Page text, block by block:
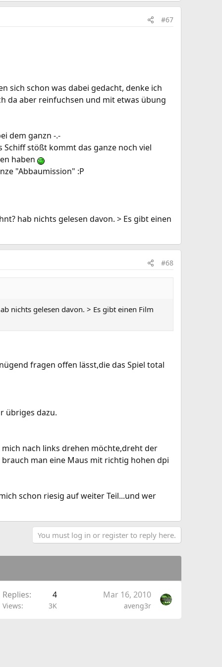
#67
sich schon was dabei gedacht, denke ich
da aber reinfuchsen und mit etwas übung
dem ganzn -.-
Schiff stößt kommt das ganze noch viel
haben
"Abbaumission" :P
hab nichts gelesen davon. > Es gibt einen
#68
nichts gelesen davon. > Es gibt einen Film
fragen offen lässt,die das Spiel total
übriges dazu.
nach links drehen möchte,dreht der
man eine Maus mit richtig hohen dpi
schon riesig auf weiter Teil...und wer
You must log in or register to reply here.
Replies 4
Views 3K
Mar 16, 2010
aveng3r